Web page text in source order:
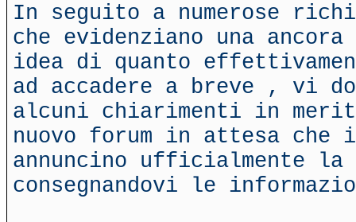
In seguito a numerose
che evidenziano una
idea di quanto
ad accadere a breve , vi
alcuni chiarimenti in
nuovo forum in attesa che
annuncino ufficialmente la
consegnandovi le